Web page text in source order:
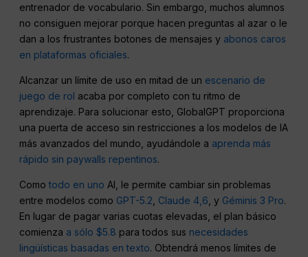
entrenador de vocabulario. Sin embargo, muchos alumnos
no consiguen mejorar porque hacen preguntas al azar o le
dan a los frustrantes botones de mensajes y abonos caros
en plataformas oficiales.
Alcanzar un límite de uso en mitad de un escenario de
juego de rol acaba por completo con tu ritmo de
aprendizaje. Para solucionar esto, GlobalGPT proporciona
una puerta de acceso sin restricciones a los modelos de IA
más avanzados del mundo, ayudándole a aprenda más
rápido sin paywalls repentinos.
Comotodo en uno AI, le permite cambiar sin problemas
entre modelos como GPT-5.2, Claude 4,6, y Géminis 3 Pro.
En lugar de pagar varias cuotas elevadas, el plan básico
comienza a sólo $5.8 para todos sus necesidades
lingüísticas basadas en texto. Obtendrá menos límites de